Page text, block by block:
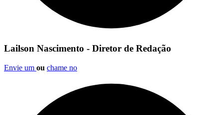
Lailson Nascimento - Diretor de Redação
Envie um ou chame no